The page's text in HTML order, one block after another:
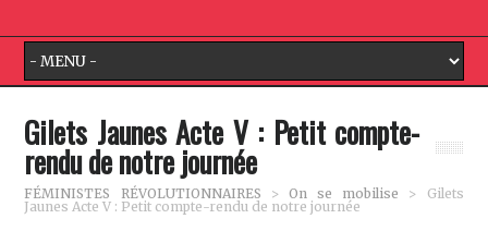
Gilets Jaunes Acte V : Petit compte-
rendu de notre journée
FÉMINISTES RÉVOLUTIONNAIRES > On se mobilise > Gilets
Jaunes Acte V : Petit compte-rendu de notre journée